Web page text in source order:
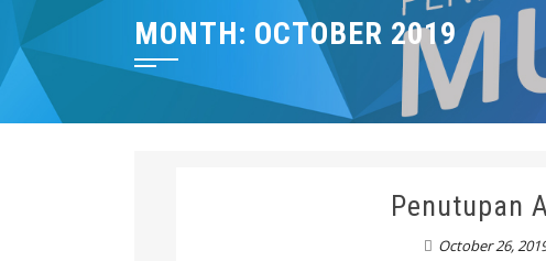
MONTH: OCTOBER 2019
Penutupan
October 26,